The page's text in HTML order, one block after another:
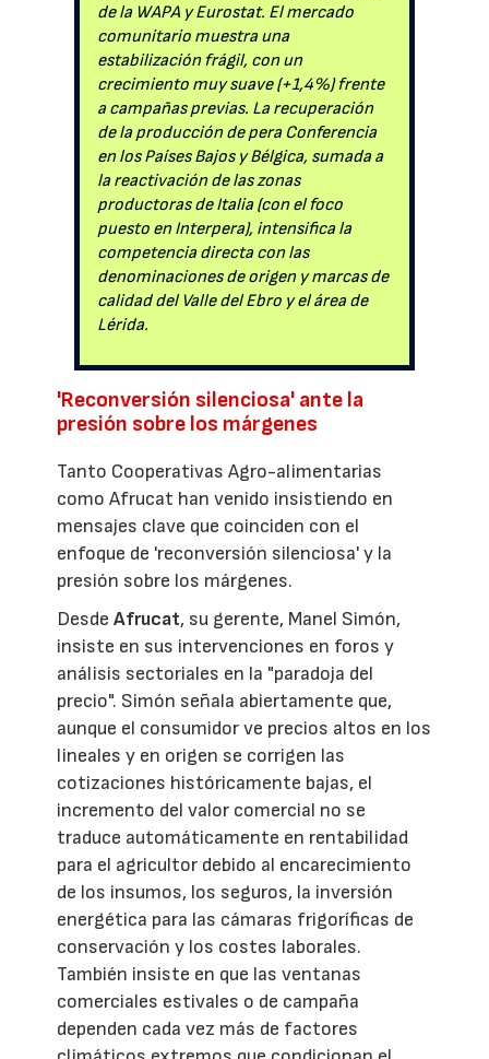
de la WAPA y Eurostat. El mercado
comunitario muestra una
estabilización frágil, con un
crecimiento muy suave (+1,4%) frente
a campañas previas. La recuperación
de la producción de pera Conferencia
en los Países Bajos y Bélgica, sumada a
la reactivación de las zonas
productoras de Italia (con el foco
puesto en Interpera), intensifica la
competencia directa con las
denominaciones de origen y marcas de
calidad del Valle del Ebro y el área de
Lérida.
'Reconversión silenciosa' ante la
presión sobre los márgenes
Tanto Cooperativas Agro-alimentarias
como Afrucat han venido insistiendo en
mensajes clave que coinciden con el
enfoque de 'reconversión silenciosa' y la
presión sobre los márgenes.
DesdeAfrucat, su gerente, Manel Simón,
insiste en sus intervenciones en foros y
análisis sectoriales en la "paradoja del
precio". Simón señala abiertamente que,
aunque el consumidor ve precios altos en los
lineales y en origen se corrigen las
cotizaciones históricamente bajas, el
incremento del valor comercial no se
traduce automáticamente en rentabilidad
para el agricultor debido al encarecimiento
de los insumos, los seguros, la inversión
energética para las cámaras frigoríficas de
conservación y los costes laborales.
También insiste en que las ventanas
comerciales estivales o de campaña
dependen cada vez más de factores